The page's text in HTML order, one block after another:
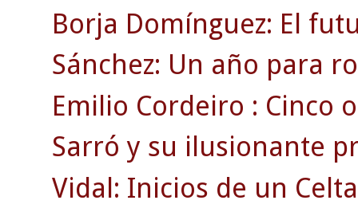
Borja Domínguez: El
Sánchez: Un año para
Emilio Cordeiro : Cinco
Sarró y su ilusionante
Vidal: Inicios de un